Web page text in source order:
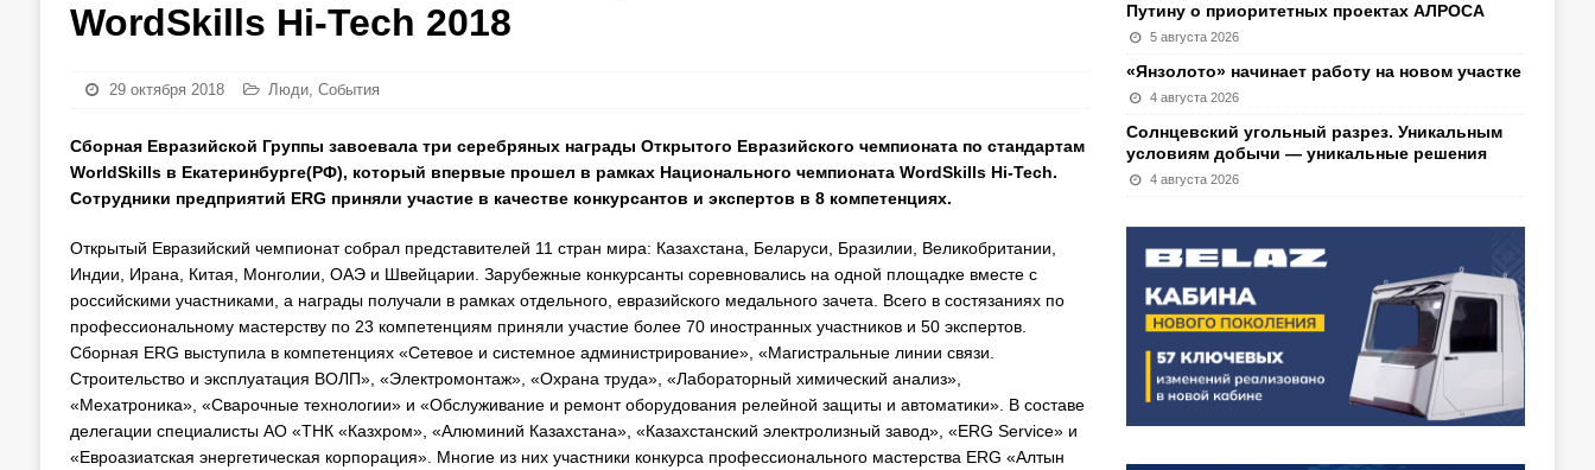
WordSkills Hi-Tech 2018
29 октября 2018 Люди, События
Сборная Евразийской Группы завоевала три серебряных награды Открытого Евразийского чемпионата по стандартам
WorldSkills в Екатеринбурге(РФ), который впервые прошел в рамках Национального чемпионата WordSkills Hi-Tech.
Сотрудники предприятий ERG приняли участие в качестве конкурсантов и экспертов в 8 компетенциях.
Открытый Евразийский чемпионат собрал представителей 11 стран мира: Казахстана, Беларуси, Бразилии, Великобритании,
Индии, Ирана, Китая, Монголии, ОАЭ и Швейцарии. Зарубежные конкурсанты соревновались на одной площадке вместе с
российскими участниками, а награды получали в рамках отдельного, евразийского медального зачета. Всего в состязаниях по
профессиональному мастерству по 23 компетенциям приняли участие более 70 иностранных участников и 50 экспертов.
Сборная ERG выступила в компетенциях «Сетевое и системное администрирование», «Магистральные линии связи.
Строительство и эксплуатация ВОЛП», «Электромонтаж», «Охрана труда», «Лабораторный химический анализ»,
«Мехатроника», «Сварочные технологии» и «Обслуживание и ремонт оборудования релейной защиты и автоматики». В составе
делегации специалисты АО «ТНК «Казхром», «Алюминий Казахстана», «Казахстанский электролизный завод», «ERG Service» и
«Евроазиатская энергетическая корпорация». Многие из них участники конкурса профессионального мастерства ERG «Алтын
Путину о приоритетных проектах АЛРОСА
5 августа 2026
«Янзолото» начинает работу на новом участке
4 августа 2026
Солнцевский угольный разрез. Уникальным
условиям добычи — уникальные решения
4 августа 2026